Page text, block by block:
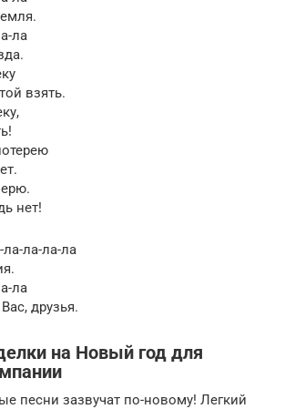
ла
взять.
нет!
ла-ла-ла
ла
друзья.
на Новый год для
песни зазвучат по-новому! Легкий